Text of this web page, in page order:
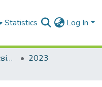
Statistics Log In
Патенти та авторські свідоцтва
2023